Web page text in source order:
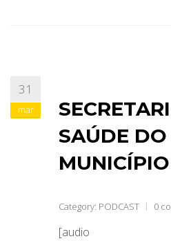
31
mar
SAÚDE DO
MUNICÍPIO
Category: PODCAST 0
[audio